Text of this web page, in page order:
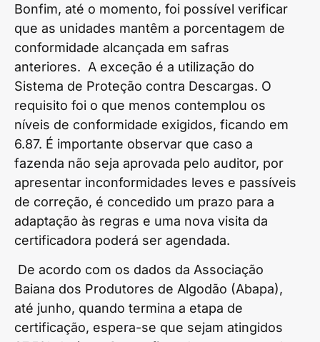
Bonfim, até o momento, foi possível verificar
que as unidades mantêm a porcentagem de
conformidade alcançada em safras
anteriores. A exceção é a utilização do
Sistema de Proteção contra Descargas. O
requisito foi o que menos contemplou os
níveis de conformidade exigidos, ficando em
6.87. É importante observar que caso a
fazenda não seja aprovada pelo auditor, por
apresentar inconformidades leves e passíveis
de correção, é concedido um prazo para a
adaptação às regras e uma nova visita da
certificadora poderá ser agendada.
De acordo com os dados da Associação
Baiana dos Produtores de Algodão (Abapa),
até junho, quando termina a etapa de
certificação, espera-se que sejam atingidos